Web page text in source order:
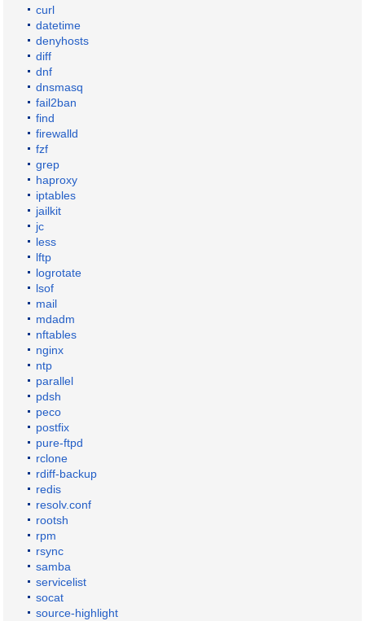
curl
datetime
denyhosts
diff
dnf
dnsmasq
fail2ban
find
firewalld
fzf
grep
haproxy
iptables
jailkit
jc
less
lftp
logrotate
lsof
mail
mdadm
nftables
nginx
ntp
parallel
pdsh
peco
postfix
pure-ftpd
rclone
rdiff-backup
redis
resolv.conf
rootsh
rpm
rsync
samba
servicelist
socat
source-highlight